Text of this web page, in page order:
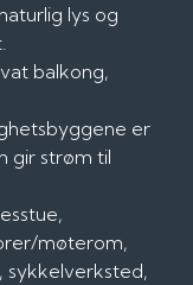
lys og
balkong,
er
gir strøm til
møterom,
sykkelverksted,